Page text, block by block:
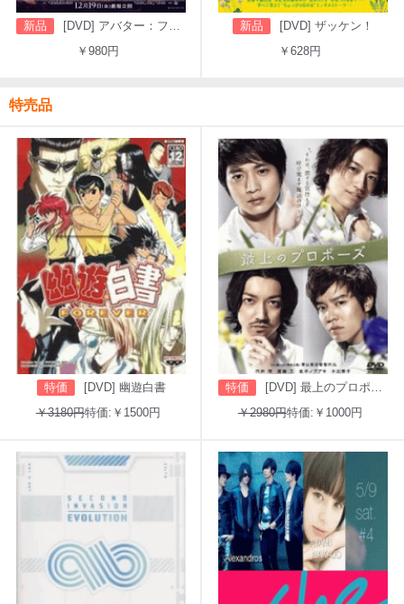
新品
[DVD] アバター：ファイヤー・アンド・アッシュ
￥980円
新品
[DVD] ザッケン！
￥628円
特売品
特価
[DVD] 幽遊白書
￥3180円特価:￥1500円
特価
[DVD] 最上のプロポーズ
￥2980円特価:￥1000円